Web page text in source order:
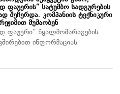
ფაუერის“ სატუმბო სადგურების
შეჩერდა. კომპანიის ტექნიკური
მუშაობენ
ფაუერი“ წყალმომარაგების
ინფორმაციას